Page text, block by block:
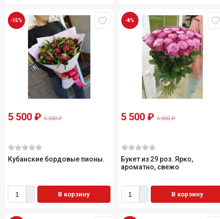
-15%
5 500 ₽ 6 500₽
Кубанские бордовые пионы.
В корзину
-8%
5 500₽ 6 000₽
Букет из 29 роз. Ярко,
ароматно, свежо
В корзину